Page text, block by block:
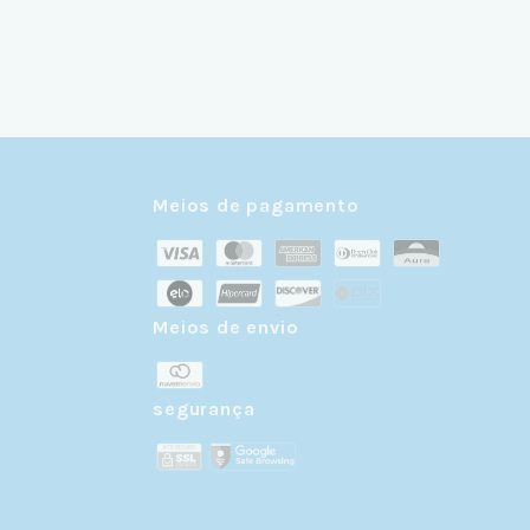
Meios de pagamento
Meios de envio
segurança